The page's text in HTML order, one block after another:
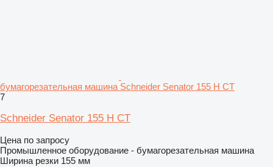
бумагорезательная машина Schneider Senator 155 H CT
7
Schneider Senator 155 H CT
Цена по запросу
Промышленное оборудование - бумагорезательная машина
Ширина резки 155 мм